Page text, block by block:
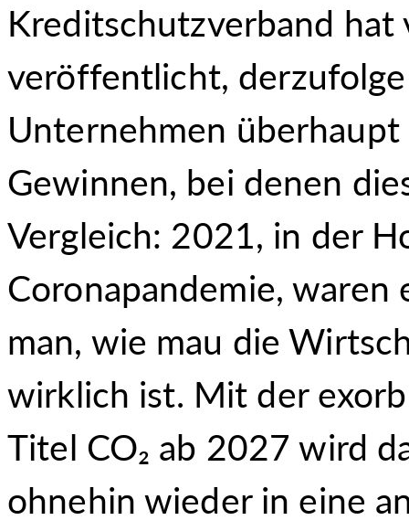
Kreditschutzverband hat
veröffentlicht,
Unternehmen
Gewinnen, bei denen
Vergleich: 2021, in der
Coronapandemie, waren
man, wie mau die
wirklich ist. Mit der
Titel CO₂ ab 2027 wird
ohnehin wieder in eine